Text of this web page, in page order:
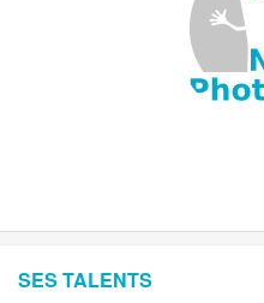
SES TALENTS